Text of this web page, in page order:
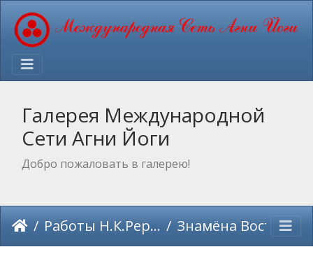
Галерея Международной
Сети Агни Йоги
Добро пожаловать в галерею!
Работы Н.К.Рериха Знамёна Востока (1924-1925)